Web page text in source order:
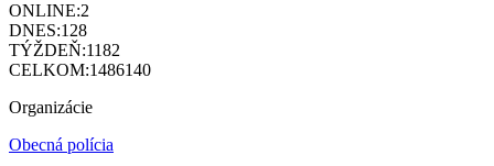
ONLINE:2
DNES:128
TÝŽDEŇ:1182
CELKOM:1486140
Organizácie
Obecná polícia